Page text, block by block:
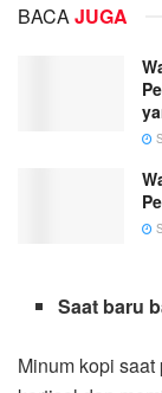
BACAJUGA
Saat baru
Minum kopi